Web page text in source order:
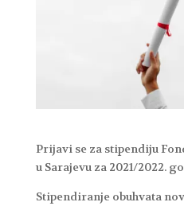
Prijavi se za stipendiju
u Sarajevu za 2021/2022.
Stipendiranje obuhvata